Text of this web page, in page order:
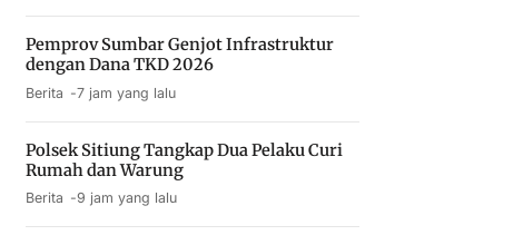
Pemprov Sumbar Genjot Infrastruktur
dengan Dana TKD 2026
Berita 7 jam yang lalu
Polsek Sitiung Tangkap Dua Pelaku Curi
Rumah dan Warung
Berita 9 jam yang lalu